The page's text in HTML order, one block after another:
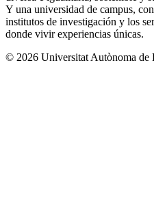
Y una universidad de campus,
institutos de investigación y los
donde vivir experiencias únicas.
© 2026 Universitat Autònoma de